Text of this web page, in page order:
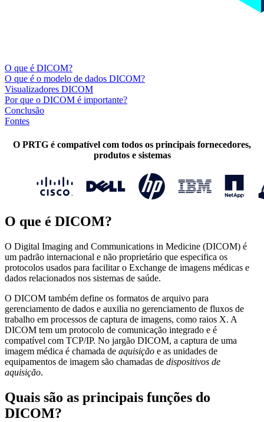
O que é DICOM?
O que é o modelo de dados DICOM?
Visualizadores DICOM
Por que o DICOM é importante?
Conclusão
Fontes
O PRTG é compatível com todos os principais fornecedores,
produtos e sistemas
O que é DICOM?
O Digital Imaging and Communications in Medicine (DICOM) é
um padrão internacional e não proprietário que especifica os
protocolos usados para facilitar o Exchange de imagens médicas e
dados relacionados nos sistemas de saúde.
O DICOM também define os formatos de arquivo para
gerenciamento de dados e auxilia no gerenciamento de fluxos de
trabalho em processos de captura de imagens, como raios X. A
DICOM tem um protocolo de comunicação integrado e é
compatível com TCP/IP. No jargão DICOM, a captura de uma
imagem médica é chamada de aquisição e as unidades de
equipamentos de imagem são chamadas de dispositivos de
aquisição.
Quais são as principais funções do
DICOM?